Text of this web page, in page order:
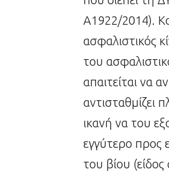
Α1922/2014).
ασφαλιστικός
του
απαιτείται να
αντισταθμίζει
ικανή να του
εγγύτερο προς
του βίου